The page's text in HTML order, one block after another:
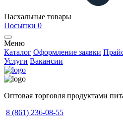
Пасхальные товары
Посыпки 0
Меню
Каталог Оформление заявки
Услуги Вакансии
Оптовая торговля продуктами
8 (861) 236-08-55